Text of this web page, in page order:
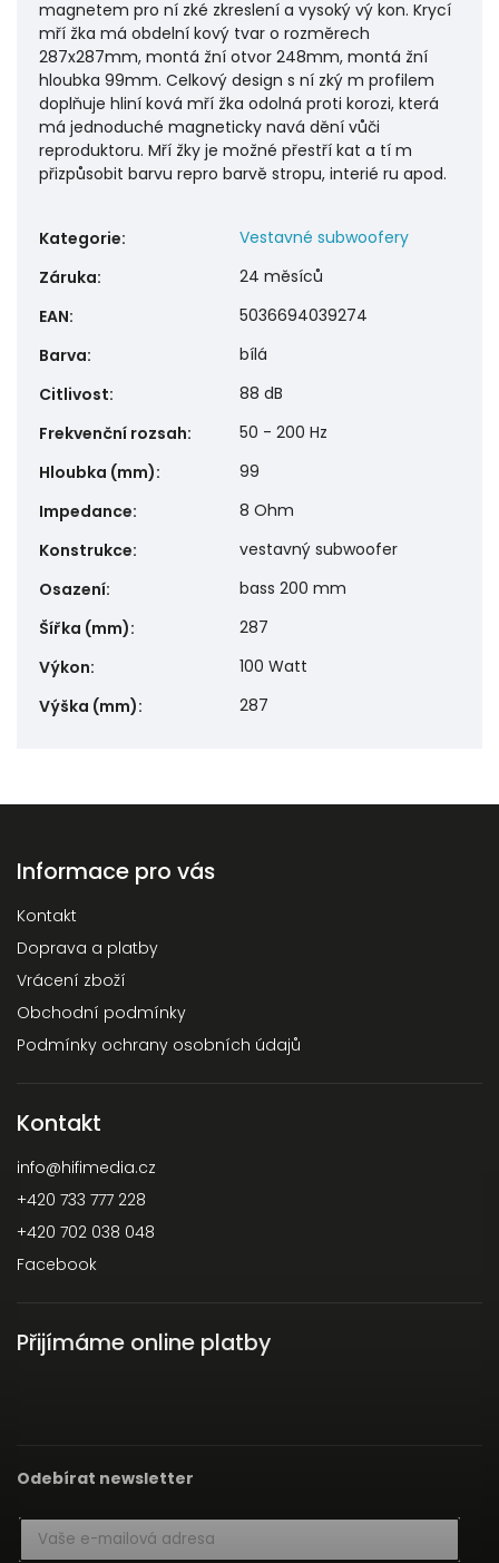
magnetem pro ní zké zkreslení a vysoký vý kon. Krycí
mří žka má obdelní kový tvar o rozměrech
287x287mm, montá žní otvor 248mm, montá žní
hloubka 99mm. Celkový design s ní zký m profilem
doplňuje hliní ková mří žka odolná proti korozi, která
má jednoduché magneticky navá dění vůči
reproduktoru. Mří žky je možné přestří kat a tí m
přizpůsobit barvu repro barvě stropu, interié ru apod.
Kategorie:
Vestavné subwoofery
Záruka:
24 měsíců
EAN:
5036694039274
Barva:
bílá
Citlivost:
88 dB
Frekvenční rozsah:
50 - 200 Hz
Hloubka (mm):
99
Impedance:
8 Ohm
Konstrukce:
vestavný subwoofer
Osazení:
bass 200 mm
Šířka (mm):
287
Výkon:
100 Watt
Výška (mm): 287
Informace pro vás
Kontakt
Doprava a platby
Vrácení zboží
Obchodní podmínky
Podmínky ochrany osobních údajů
Kontakt
info@hifimedia.cz
+420 733 777 228
+420 702 038 048
Facebook
Přijímáme online platby
Odebírat newsletter